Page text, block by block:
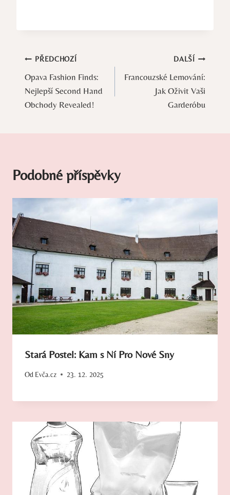
Navigace
pro
příspěvek
PŘEDCHOZÍ
Opava Fashion Finds:
Nejlepší Second Hand
Obchody Revealed!
DALŠÍ
Francouzské Lemování:
Jak Oživit Vaši
Garderóbu
Podobné příspěvky
Stará Postel: Kam s Ní Pro Nové Sny
Od Evča.cz 23. 12. 2025